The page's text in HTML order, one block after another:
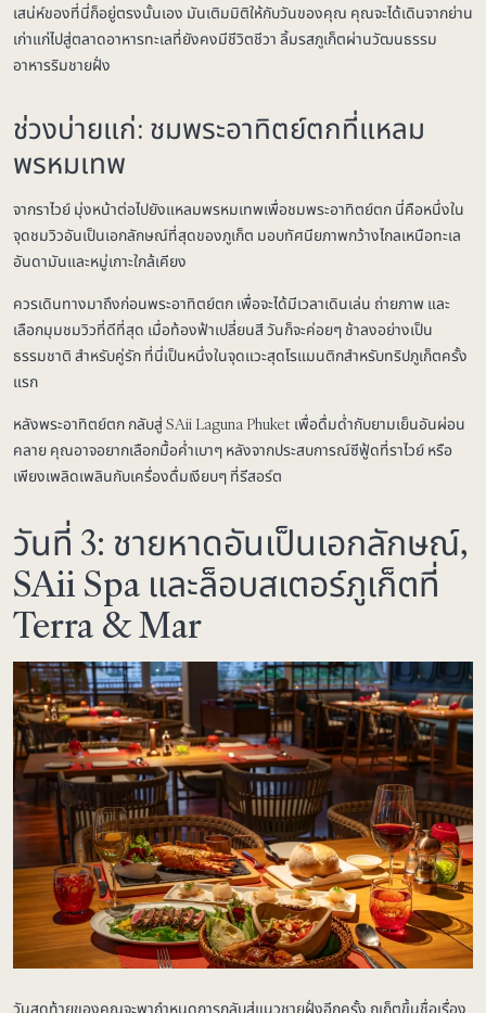
เสน่ห์ของที่นี่ก็อยู่ตรงนั้นเอง มันเติมมิติให้กับวันของคุณ คุณจะได้เดินจากย่าน
เก่าแก่ไปสู่ตลาดอาหารทะเลที่ยังคงมีชีวิตชีวา ลิ้มรสภูเก็ตผ่านวัฒนธรรม
อาหารริมชายฝั่ง
ช่วงบ่ายแก่: ชมพระอาทิตย์ตกที่แหลม
พรหมเทพ
จากราไวย์ มุ่งหน้าต่อไปยังแหลมพรหมเทพเพื่อชมพระอาทิตย์ตก นี่คือหนึ่งใน
จุดชมวิวอันเป็นเอกลักษณ์ที่สุดของภูเก็ต มอบทัศนียภาพกว้างไกลเหนือทะเล
อันดามันและหมู่เกาะใกล้เคียง
ควรเดินทางมาถึงก่อนพระอาทิตย์ตก เพื่อจะได้มีเวลาเดินเล่น ถ่ายภาพ และ
เลือกมุมชมวิวที่ดีที่สุด เมื่อท้องฟ้าเปลี่ยนสี วันก็จะค่อยๆ ช้าลงอย่างเป็น
ธรรมชาติ สำหรับคู่รัก ที่นี่เป็นหนึ่งในจุดแวะสุดโรแมนติกสำหรับทริปภูเก็ตครั้ง
แรก
หลังพระอาทิตย์ตก กลับสู่ SAii Laguna Phuket เพื่อดื่มด่ำกับยามเย็นอันผ่อน
คลาย คุณอาจอยากเลือกมื้อค่ำเบาๆ หลังจากประสบการณ์ซีฟู้ดที่ราไวย์ หรือ
เพียงเพลิดเพลินกับเครื่องดื่มเงียบๆ ที่รีสอร์ต
วันที่ 3: ชายหาดอันเป็นเอกลักษณ์,
SAii Spa และล็อบสเตอร์ภูเก็ตที่
Terra & Mar
วันสุดท้ายของคุณจะพากำหนดการกลับสู่แนวชายฝั่งอีกครั้ง ภูเก็ตขึ้นชื่อเรื่อง